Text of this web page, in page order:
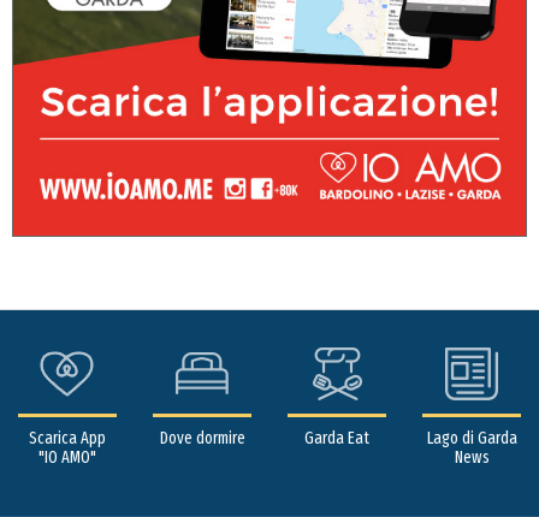
Scarica App
"IO AMO"
Dove dormire Garda Eat
Lago di Garda
News